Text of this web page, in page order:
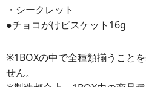
・シークレット
●チョコがけビスケット16g
※1BOXの中で全種類揃うこと
せん。